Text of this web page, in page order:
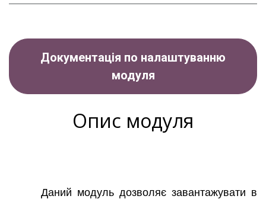
Документація по налаштуванню
модуля
Опис модуля
Даний модуль дозволяє завантажувати в